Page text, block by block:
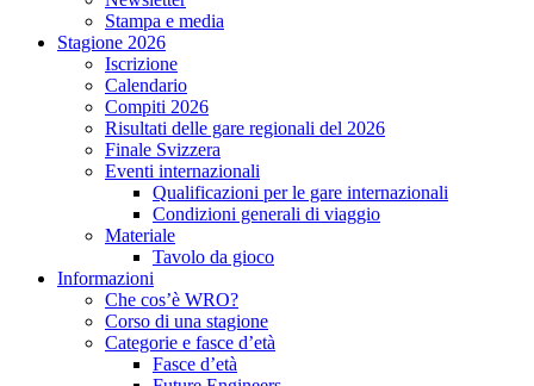
Stampa e media
Stagione 2026
Iscrizione
Calendario
Compiti 2026
Risultati delle gare regionali del 2026
Finale Svizzera
Eventi internazionali
Qualificazioni per le gare internazionali
Condizioni generali di viaggio
Materiale
Tavolo da gioco
Informazioni
Che cos’è WRO?
Corso di una stagione
Categorie e fasce d’età
Fasce d’età